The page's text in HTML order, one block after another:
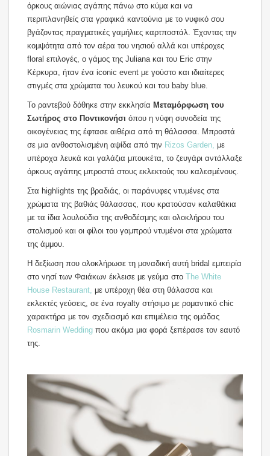
όρκους αιώνιας αγάπης πάνω στο κύμα και να
περιπλανηθείς στα γραφικά καντούνια με το νυφικό σου
βγάζοντας πραγματικές γαμήλιες καρτποστάλ. Έχοντας την
κομψότητα από τον αέρα του νησιού αλλά και υπέροχες
floral επιλογές, ο γάμος της Juliana και του Eric στην
Κέρκυρα, ήταν ένα iconic event με γούστο και ιδιαίτερες
στιγμές στα χρώματα του λευκού και του baby blue.
Το ραντεβού δόθηκε στην εκκλησία Μεταμόρφωση του
Σωτήρος στο Ποντικονήσι όπου η νύφη συνοδεία της
οικογένειας της έφτασε αιθέρια από τη θάλασσα. Μπροστά
σε μια ανθοστολισμένη αψίδα από την Rizos Garden, με
υπέροχα λευκά και γαλάζια μπουκέτα, το ζευγάρι αντάλλαξε
όρκους αγάπης μπροστά στους εκλεκτούς του καλεσμένους.
Στα highlights της βραδιάς, οι παράνυφες ντυμένες στα
χρώματα της βαθιάς θάλασσας, που κρατούσαν καλαθάκια
με τα ίδια λουλούδια της ανθοδέσμης και ολοκλήρου του
στολισμού και οι φίλοι του γαμπρού ντυμένοι στα χρώματα
της άμμου.
Η δεξίωση που ολοκλήρωσε τη μοναδική αυτή bridal εμπειρία
στο νησί των Φαιάκων έκλεισε με γεύμα στο The White
House Restaurant, με υπέροχη θέα στη θάλασσα και
εκλεκτές γεύσεις, σε ένα royalty στήσιμο με ρομαντικό chic
χαρακτήρα με τον σχεδιασμό και επιμέλεια της ομάδας
Rosmarin Wedding που ακόμα μια φορά ξεπέρασε τον εαυτό
της.